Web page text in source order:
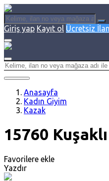
Giriş yap Kayıt ol Ücretsiz
Anasayfa
Kadın Giyim
Kazak
15760
Favorilere ekle
Yazdır